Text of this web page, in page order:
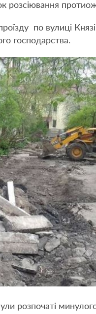
розсіювання
по вулиці
господарства.
розпочаті